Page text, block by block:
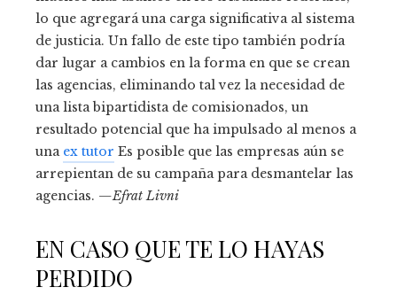
lo que agregará una carga significativa al sistema
de justicia. Un fallo de este tipo también podría
dar lugar a cambios en la forma en que se crean
las agencias, eliminando tal vez la necesidad de
una lista bipartidista de comisionados, un
resultado potencial que ha impulsado al menos a
una ex tutor Es posible que las empresas aún se
arrepientan de su campaña para desmantelar las
agencias. —Efrat Livni
EN CASO QUE TE LO HAYAS
PERDIDO